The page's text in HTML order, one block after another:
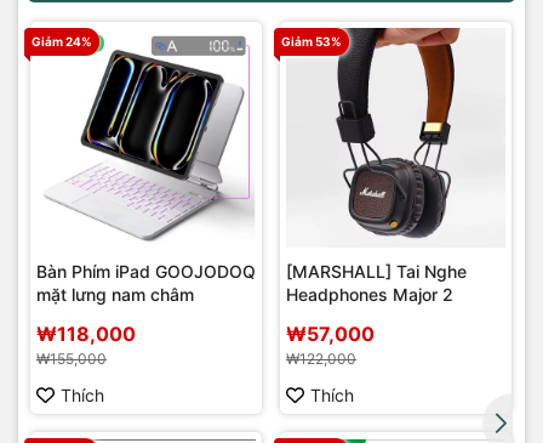
Giảm 24%
Bàn Phím iPad GOOJODOQ
mặt lưng nam châm
₩118,000
₩155,000
Thích
Giảm 53%
[MARSHALL] Tai Nghe
Headphones Major 2
₩57,000
₩122,000
Thích